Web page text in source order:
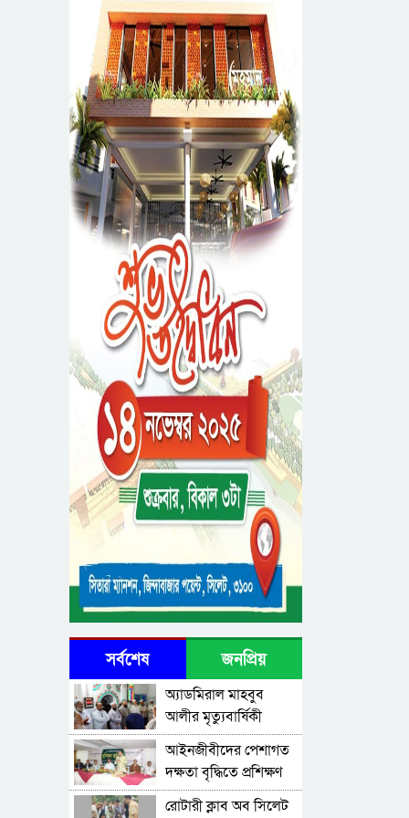
সম্পন্ন
ধরিত্রী রক্ষায় আমরা’র
উদ্যোগে সিলেটে বৃক্ষ
রোপনের কর্মসূচি পালন
সিলেটে সড়ক দু*র্ঘ*ট*নায়
প্রাণ গেল যুবকের
নর্থ ইস্ট ইউনিভার্সিটিতে
রচনা ও আবৃত্তি
প্রতিযোগিতার পুরষ্কার
বিতরণী অনুষ্ঠিত
সিকৃবি’তে জুলাই গণ-
অভ্যুত্থান দিবস উপলক্ষে
বৃক্ষরোপণ কর্মসুচি পালন
রসময় মেমোরিয়াল উচ্চ
বিদ্যালয়ের নতুন ভবনের
উদ্বোধন করলেন মন্ত্রী
মুক্তাদির
মেট্রোপলিটন
ইউনিভার্সিটিতে “পারস্য
কবিতা ও বাংলা কবিতা:
যোগাযোগ ও সম্ভাবনা”
শীর্ষক সেমিনার
সর্বশেষ জনপ্রিয়
অ্যাডমিরাল মাহবুব
আলীর মৃত্যুবার্ষিকী
উপলক্ষে দোয়া মাহফিল
‎আইনজীবীদের পেশাগত
দক্ষতা বৃদ্ধিতে প্রশিক্ষণ
কর্মশালা অপরিহার্য:
রোটারী ক্লাব অব সিলেট